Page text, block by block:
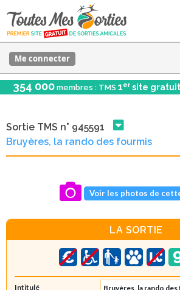
Me connecter
354 000 membres : TMS 1er site gratuit
Sortie TMS n° 945591
Bruyères, la rando des fourmis
Voir les photos de
LA SORTIE
Intitulé
Bruyères, la rando